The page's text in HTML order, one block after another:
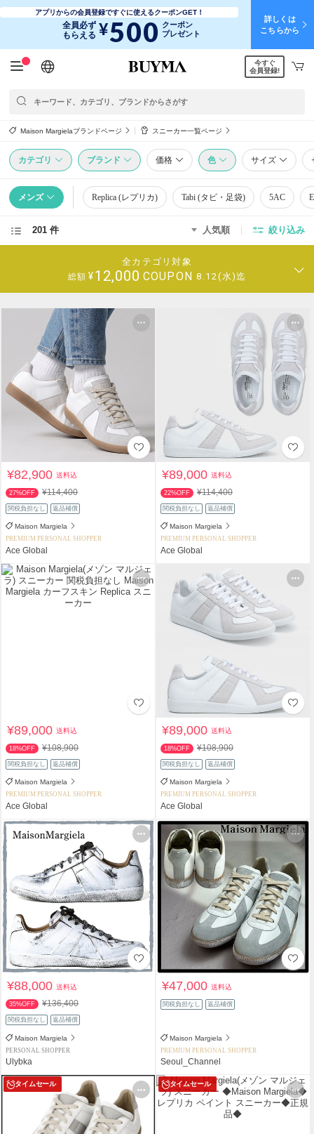
アプリからの会員登録ですぐに使えるクーポンGET！
全員必ず
もらえる ¥500 クーポン
プレゼント
詳しくは
こちらから
日本語
English
简体中文
繁體中文
今すぐ
会員登録!
Maison Margielaブランドページ スニーカー一覧ページ
カテゴリ ブランド 価格 色 サイズ
メンズ Replica (レプリカ) Tabi (タビ・足袋) 5AC
201 件 人気順 絞り込み
全カテゴリ対象
総額 ¥12,000 COUPON 8.12(水)迄
¥82,900送料込
27%OFF ¥114,400
関税負担なし 返品補償
Maison Margiela
PREMIUM PERSONAL SHOPPER
Ace Global
¥89,000送料込
22%OFF ¥114,400
関税負担なし 返品補償
Maison Margiela
PREMIUM PERSONAL SHOPPER
Ace Global
¥89,000送料込
18%OFF ¥108,900
関税負担なし 返品補償
Maison Margiela
PREMIUM PERSONAL SHOPPER
Ace Global
¥89,000送料込
18%OFF ¥108,900
関税負担なし 返品補償
Maison Margiela
PREMIUM PERSONAL SHOPPER
Ace Global
¥88,000送料込
35%OFF ¥136,400
関税負担なし 返品補償
Maison Margiela
PERSONAL SHOPPER
Ulybka
¥47,000送料込
関税負担なし 返品補償
Maison Margiela
PREMIUM PERSONAL SHOPPER
Seoul_Channel
タイムセール タイムセール